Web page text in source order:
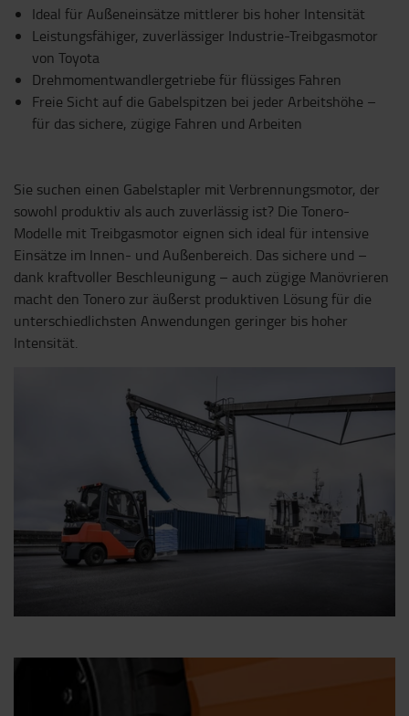
Ideal für Außeneinsätze mittlerer bis hoher Intensität
Leistungsfähiger, zuverlässiger Industrie-Treibgasmotor
von Toyota
Drehmomentwandlergetriebe für flüssiges Fahren
Freie Sicht auf die Gabelspitzen bei jeder Arbeitshöhe –
für das sichere, zügige Fahren und Arbeiten
Sie suchen einen Gabelstapler mit Verbrennungsmotor, der
sowohl produktiv als auch zuverlässig ist? Die Tonero-
Modelle mit Treibgasmotor eignen sich ideal für intensive
Einsätze im Innen- und Außenbereich. Das sichere und –
dank kraftvoller Beschleunigung – auch zügige Manövrieren
macht den Tonero zur äußerst produktiven Lösung für die
unterschiedlichsten Anwendungen geringer bis hoher
Intensität.